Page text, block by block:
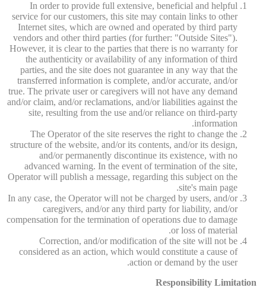
In order to provide full extensive, beneficial and helpful
service for our customers, this site may contain links to other
Internet sites, which are owned and operated by third party
vendors and other third parties (for further: "Outside Sites").
However, it is clear to the parties that there is no warranty for
the authenticity or availability of any information of third
parties, and the site does not guarantee in any way that the
transferred information is complete, and/or accurate, and/or
true. The private user or caregivers will not have any demand
and/or claim, and/or reclamations, and/or liabilities against the
site, resulting from the use and/or reliance on third-party
information.
The Operator of the site reserves the right to change the
structure of the website, and/or its contents, and/or its design,
and/or permanently discontinue its existence, with no
advanced warning. In the event of termination of the site,
Operator will publish a message, regarding this subject on the
site's main page.
In any case, the Operator will not be charged by users, and/or
caregivers, and/or any third party for liability, and/or
compensation for the termination of operations due to damage
or loss of material.
Correction, and/or modification of the site will not be
considered as an action, which would constitute a cause of
action or demand by the user.
Responsibility Limitation